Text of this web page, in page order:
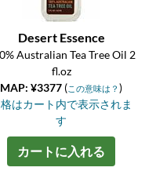
Desert Essence
Australian Tea Tree Oil 2
fl.oz
MAP: ¥3377 (この意味は？)
はカート内で表示されま
す
カートに入れる